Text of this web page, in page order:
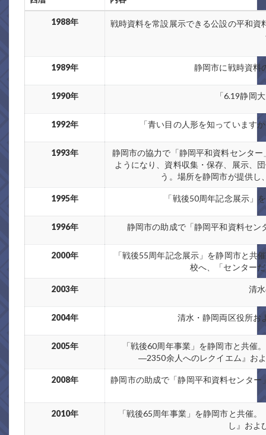
1988年
戦時資料を常設展示できる公設の平和
1989年 静岡市に戦時資料
1990年 「6.19静岡
1992年 「青い目の人形を知っています
1993年
静岡市の協力で「静岡平和資料センタ
ようになり、資料収集・保存、展示、
う。場所を静岡市が提供し
1995年 「戦後50周年記念展示」
1996年 静岡市の助成で「静岡平和資料セ
2000年
「戦後55周年記念展示」を静岡市と共
校へ、「センター
2003年 清
2004年 清水・静岡両区役所お
2005年
「戦後60周年事業」を静岡市と共催
―2350余人へのレクイエム』お
2008年 静岡市の助成で「静岡平和資料センタ
2010年
「戦後65周年事業」を静岡市と共催
し』およ